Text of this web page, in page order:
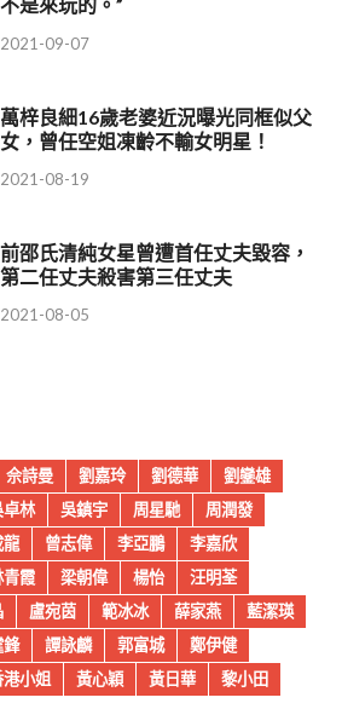
不是來玩的。”
2021-09-07
萬梓良細16歲老婆近況曝光同框似父
女，曾任空姐凍齡不輸女明星！
2021-08-19
前邵氏清純女星曾遭首任丈夫毀容，
第二任丈夫殺害第三任丈夫
2021-08-05
佘詩曼 劉嘉玲 劉德華
劉鑾雄
卓林 吳鎮宇 周星馳
周潤發
龍 曾志偉 李亞鵬
李嘉欣
青霞 梁朝偉 楊怡
汪明荃
盧宛茵 範冰冰 薛家燕
藍潔瑛
鋒 譚詠麟 郭富城
鄭伊健
小姐 黃心穎 黃日華
黎小田